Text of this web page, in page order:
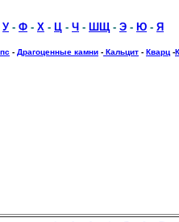
У - Ф - Х - Ц - Ч - ШЩ- Э - Ю - Я
- Драгоценные камни - Кальцит - Кварц -